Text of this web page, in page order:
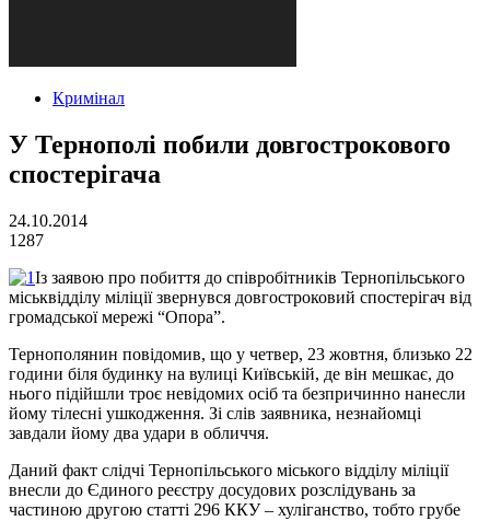
Кримінал
У Тернополі побили довгострокового
спостерігача
24.10.2014
1287
Із заявою про побиття до співробітників Тернопільського
міськвідділу міліції звернувся довгостроковий спостерігач від
громадської мережі “Опора”.
Тернополянин повідомив, що у четвер, 23 жовтня, близько 22
години біля будинку на вулиці Київській, де він мешкає, до
нього підійшли троє невідомих осіб та безпричинно нанесли
йому тілесні ушкодження. Зі слів заявника, незнайомці
завдали йому два удари в обличчя.
Даний факт слідчі Тернопільського міського відділу міліції
внесли до Єдиного реєстру досудових розслідувань за
частиною другою статті 296 ККУ – хуліганство, тобто грубе